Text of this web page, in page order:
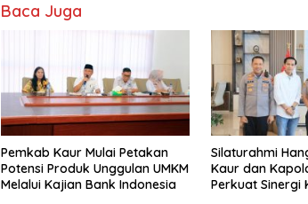
Baca Juga
Pemkab Kaur Mulai Petakan
Potensi Produk Unggulan UMKM
Melalui Kajian Bank Indonesia
Silaturahmi
Kaur dan
Perkuat Sinergi